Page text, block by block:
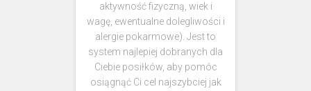
aktywność fizyczną, wiek i
wagę, ewentualne dolegliwości i
alergie pokarmowe). Jest to
system najlepiej dobranych dla
Ciebie posiłków, aby pomóc
osiągnąć Ci cel najszybciej jak